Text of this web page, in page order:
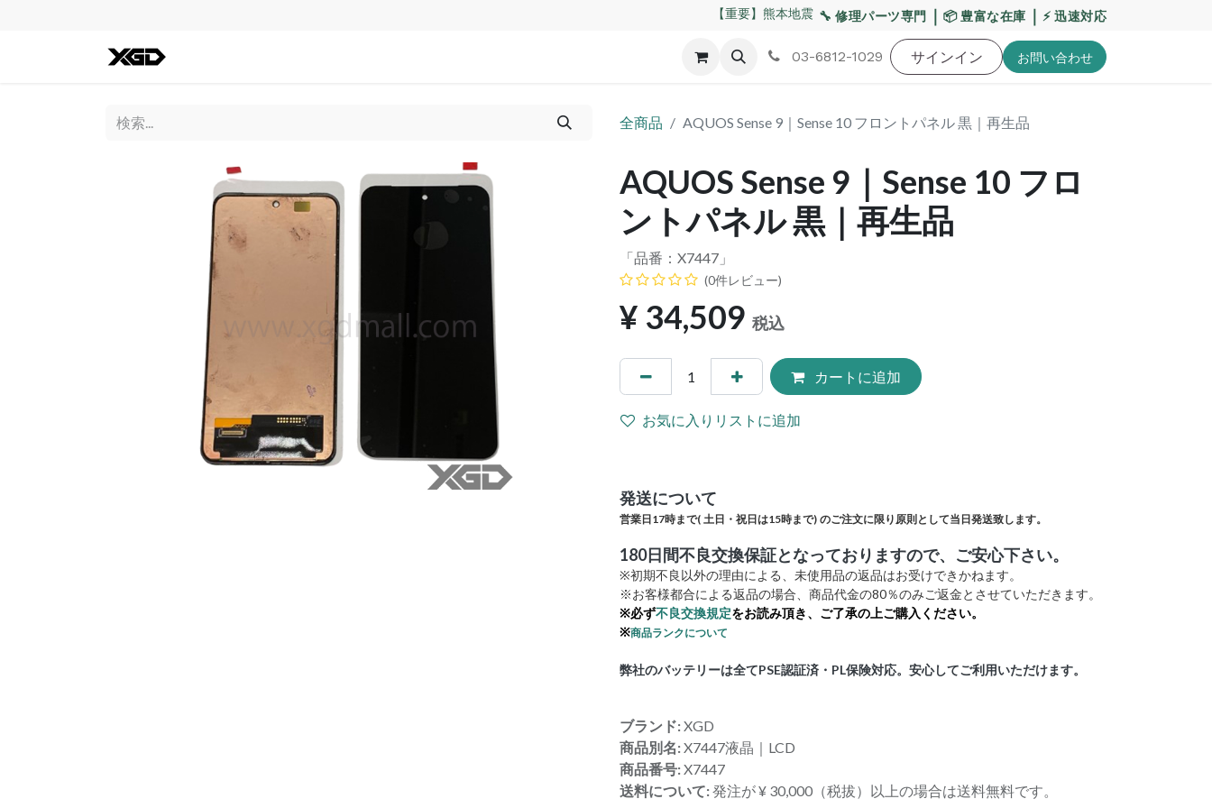
【重要】熊本地震・お盆期間の配送への影響について 【重要】平日の当
🔧 修理パーツ専門 ｜ 📦 豊富な在庫 ｜ ⚡ 迅速対応
不良交換規定 ゲーム機 バッテリー 工具・備品 特価品 ポイントに関して
03-6812-1029 サインイン お問い​合わせ
全商品 AQUOS Sense 9｜Sense 10 フロントパネル 黒｜再生品
AQUOS Sense 9｜Sense 10 フロ
ントパネル 黒｜再生品
「品番： X7447 」
(0件レビュー)
¥ 34,509 税込
カートに追加
お気に入りリストに追加
発送について
営業日17時まで( 土日・祝日は15時まで) のご注文に限り原則として当日発送致します。
180日間不良交換保証となっておりますので、ご安心下さい。
※初期不良以外の理由による、未使用品の返品はお受けできかねます。
※お客様都合による返品の場合、商品代金の80％のみご返金とさせていただきます。
※必ず不良交換規定をお読み頂き、ご了承の上ご購入ください。
※商品ランクについて
弊社のバッテリーは全てPSE認証済・PL保険対応。安心してご利用いただけます。
ブランド:XGD
商品別名:X7447液晶｜LCD
商品番号:X7447
送料について:発注が ¥ 30,000（税拔）以上の場合は送料無料です。